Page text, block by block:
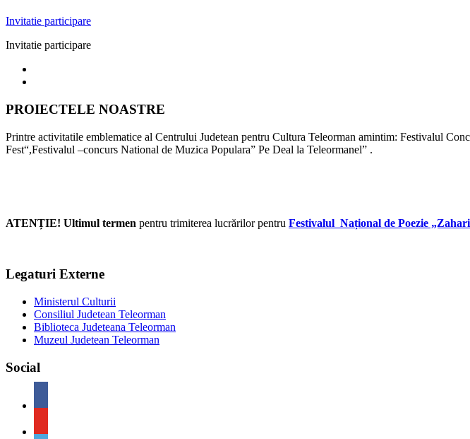
Invitatie participare
Invitatie participare
PROIECTELE NOASTRE
Printre activitatile emblematice al Centrului Judetean pentru Cultura Teleorman amintim: Festivalul
Fest“,Festivalul –concurs National de Muzica Populara” Pe Deal la Teleormanel” .
ATENȚIE! Ultimul termen pentru trimiterea lucrărilor pentru Festivalul Național de Poezie
Legaturi Externe
Ministerul Culturii
Consiliul Judetean Teleorman
Biblioteca Judeteana Teleorman
Muzeul Judetean Teleorman
Social